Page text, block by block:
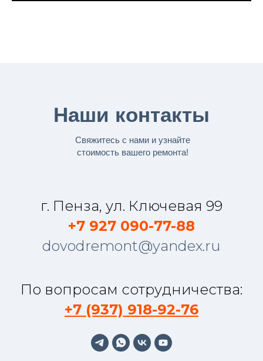
Наши контакты
Свяжитесь с нами и узнайте
стоимость вашего ремонта!
г. Пенза, ул. Ключевая 99
+7 927 090-77-88
dovodremont@yandex.ru
По вопросам сотрудничества:
+7 (937) 918-92-76